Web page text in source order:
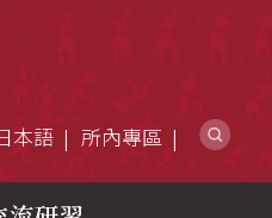
本語 所內專區